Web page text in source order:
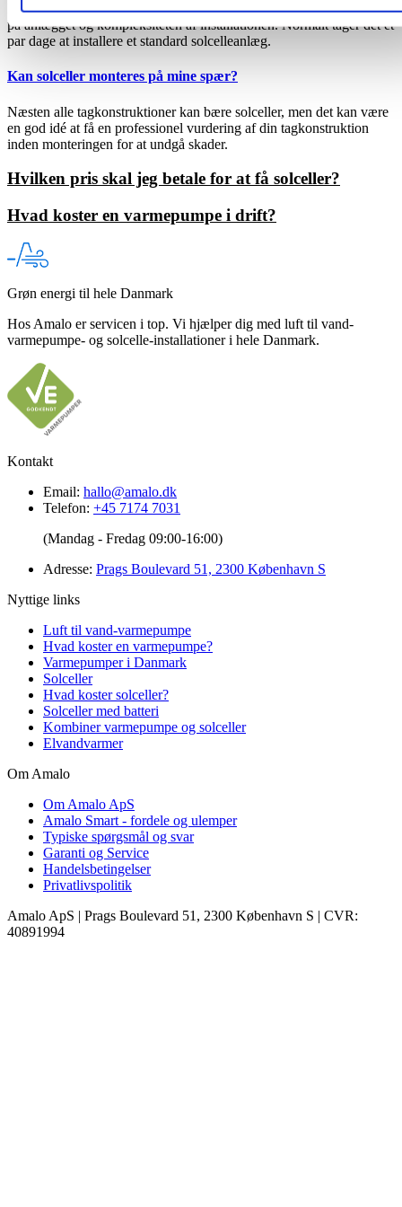
Installationstiden for et solcelleanlæg varierer afhængigt af størrelsen
på anlægget og kompleksiteten af installationen. Normalt tager det et
par dage at installere et standard solcelleanlæg.
Kan solceller monteres på mine spær?
Næsten alle tagkonstruktioner kan bære solceller, men det kan være
en god idé at få en professionel vurdering af din tagkonstruktion
inden monteringen for at undgå skader.
Hvilken pris skal jeg betale for at få solceller?
Hvad koster en varmepumpe i drift?
Grøn energi til hele Danmark
Hos Amalo er servicen i top. Vi hjælper dig med luft til vand-
varmepumpe- og solcelle-installationer i hele Danmark.
Kontakt
Email: hallo@amalo.dk
Telefon: +45 7174 7031
(Mandag - Fredag 09:00-16:00)
Adresse: Prags Boulevard 51, 2300 København S
Nyttige links
Luft til vand-varmepumpe
Hvad koster en varmepumpe?
Varmepumper i Danmark
Solceller
Hvad koster solceller?
Solceller med batteri
Kombiner varmepumpe og solceller
Elvandvarmer
Om Amalo
Om Amalo ApS
Amalo Smart - fordele og ulemper
Typiske spørgsmål og svar
Garanti og Service
Handelsbetingelser
Privatlivspolitik
Amalo ApS | Prags Boulevard 51, 2300 København S | CVR:
40891994